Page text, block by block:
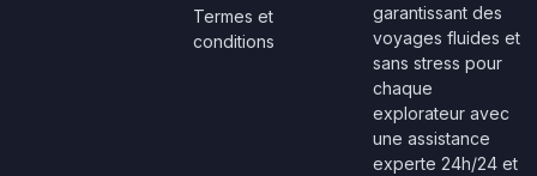
Termes et
conditions
garantissant des
voyages fluides et
sans stress pour
chaque
explorateur avec
une assistance
experte 24h/24 et